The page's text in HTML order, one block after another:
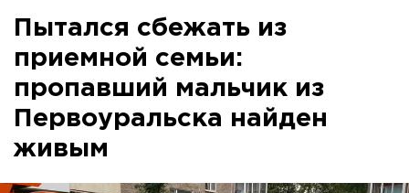
Пытался сбежать из
приемной семьи:
пропавший мальчик из
Первоуральска найден
живым